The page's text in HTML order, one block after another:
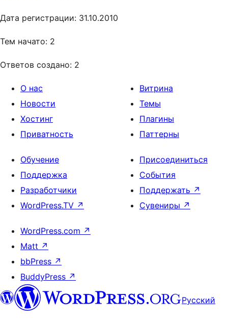
Дата регистрации: 31.10.2010
Тем начато: 2
Ответов создано: 2
О нас
Новости
Хостинг
Приватность
Витрина
Темы
Плагины
Паттерны
Обучение
Поддержка
Разработчики
WordPress.TV ↗
Присоединиться
События
Поддержать ↗
Сувениры ↗
WordPress.com ↗
Matt ↗
bbPress ↗
BuddyPress ↗
Русский